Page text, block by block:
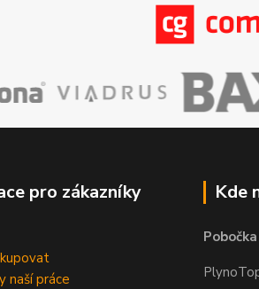
pro zákazníky
naší práce
Kde